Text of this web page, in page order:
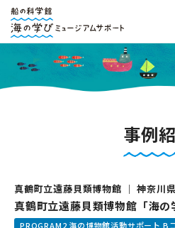
事例
真鶴町立遠藤貝類博物館 ｜ 神奈川県
真鶴町立遠藤貝類博物館「海の
PROGRAM2 海の博物館活動サポート B